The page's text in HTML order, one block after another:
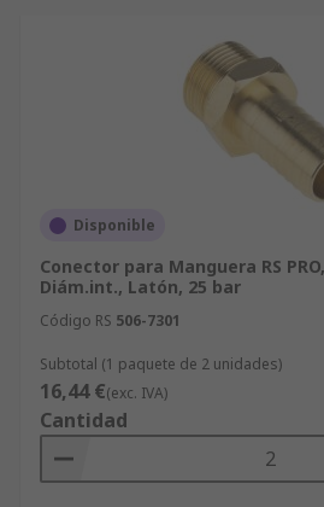
Disponible
Conector para Manguera RS
Diám.int., Latón, 25 bar
Código RS 506-7301
Subtotal (1 paquete de 2 unidades)
16,44 €(exc. IVA)
Cantidad